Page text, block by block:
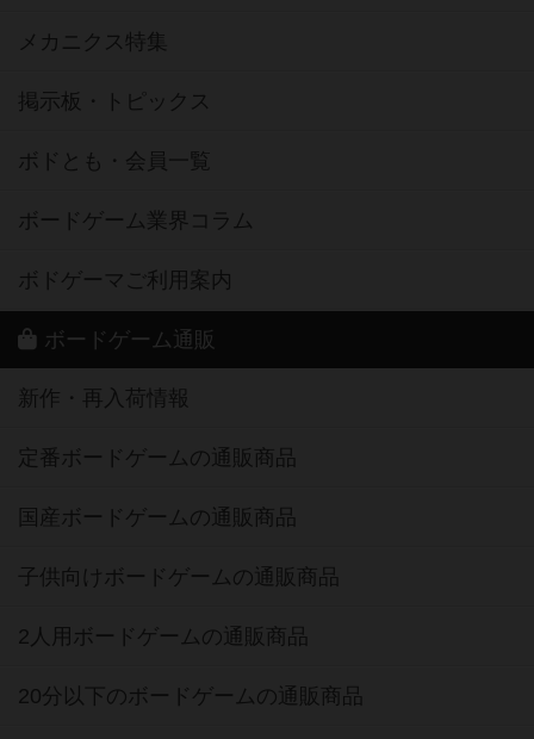
メカニクス特集
掲示板・トピックス
ボドとも・会員一覧
ボードゲーム業界コラム
ボドゲーマご利用案内
ボードゲーム通販
新作・再入荷情報
定番ボードゲームの通販商品
国産ボードゲームの通販商品
子供向けボードゲームの通販商品
2人用ボードゲームの通販商品
20分以下のボードゲームの通販商品